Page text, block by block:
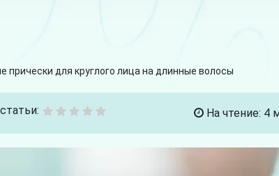
прически для круглого лица на длинные волосы
На чтение: 4